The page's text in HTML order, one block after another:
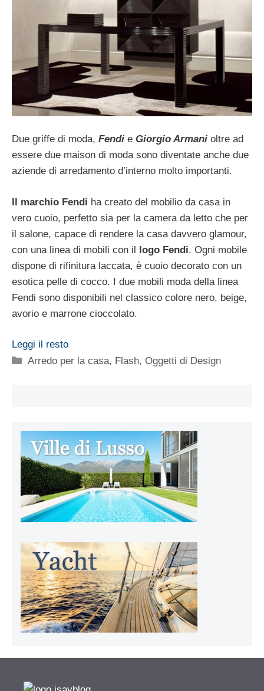
Due griffe di moda, Fendi e Giorgio Armani oltre ad
essere due maison di moda sono diventate anche due
aziende di arredamento d’interno molto importanti.
Il marchio Fendi ha creato del mobilio da casa in
vero cuoio, perfetto sia per la camera da letto che per
il salone, capace di rendere la casa davvero glamour,
con una linea di mobili con il logo Fendi. Ogni mobile
dispone di rifinitura laccata, è cuoio decorato con un
esotica pelle di cocco. I due mobili moda della linea
Fendi sono disponibili nel classico colore nero, beige,
avorio e marrone cioccolato.
Leggi il resto
Categorie
Arredo per la casa, Flash,Oggetti di Design